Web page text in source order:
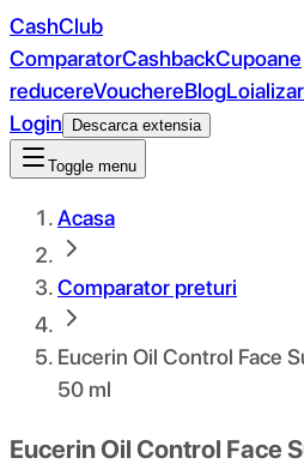
CashClub
ComparatorCashbackCupoane
reducereVouchereBlog
Login
Descarca extensia
Toggle menu
Acasa
Comparator preturi
Eucerin Oil Control Face
50 ml
Eucerin Oil Control Face